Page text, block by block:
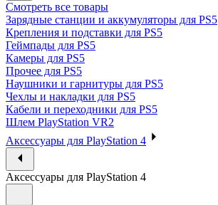
Смотреть все товары
Зарядные станции и аккумуляторы для PS5
Крепления и подставки для PS5
Геймпады для PS5
Камеры для PS5
Прочее для PS5
Наушники и гарнитуры для PS5
Чехлы и накладки для PS5
Кабели и переходники для PS5
Шлем PlayStation VR2
Аксессуары для PlayStation 4
Аксессуары для PlayStation 4